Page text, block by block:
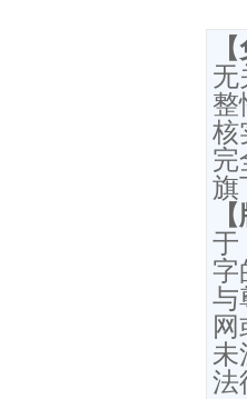
无
整
核
完
旗
于
字
与
未
法